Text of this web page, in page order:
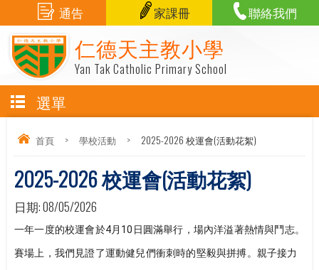
仁德天主教小學
Yan Tak Catholic Primary School
通告 家課冊 聯絡我們
選單
首頁 > 學校活動 > 2025-2026 校運會(活動花絮)
2025-2026 校運會(活動花絮)
日期:08/05/2026
一年一度的校運會於4月10日圓滿舉行，場內洋溢著熱情與鬥志。
賽場上，我們見證了運動健兒們衝刺時的堅毅與拼搏。親子接力